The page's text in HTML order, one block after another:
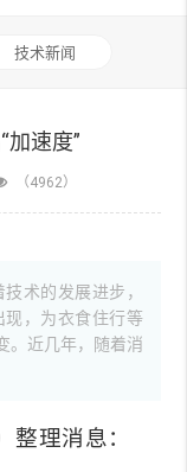
技术新闻
加速度”
（4962）
术的发展进步，
，为衣食住行等
。近几年，随着消
整理消息 ：